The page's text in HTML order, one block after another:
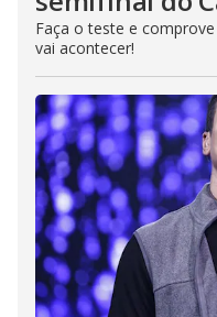
Faça o teste e
vai acontecer!